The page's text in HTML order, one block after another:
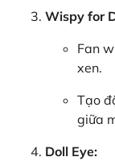
Wispy for
Fan
xen.
Tạo
giữa
Doll Eye: